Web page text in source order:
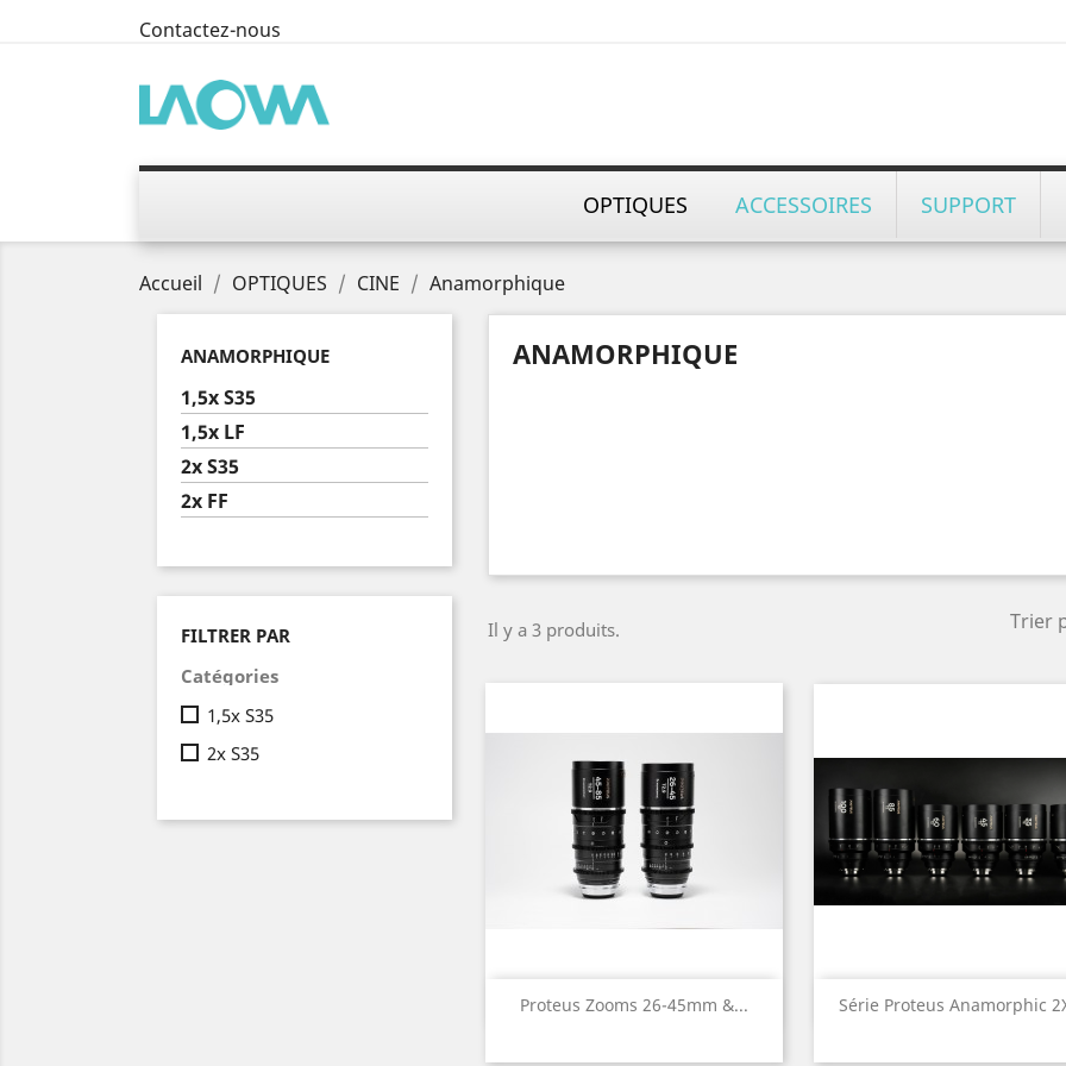
Contactez-nous
OPTIQUES ACCESSOIRES SUPPORT
Accueil OPTIQUES CINE Anamorphique
ANAMORPHIQUE
1,5x S35
1,5x LF
2x S35
2x FF
FILTRER PAR
Catégories
1,5x S35
2x S35
ANAMORPHIQUE
Il y a 3 produits. Trier
Proteus Zooms 26-45mm &...
 Aperçu rapide Série Proteus Anamorphic
Aperçu rapide